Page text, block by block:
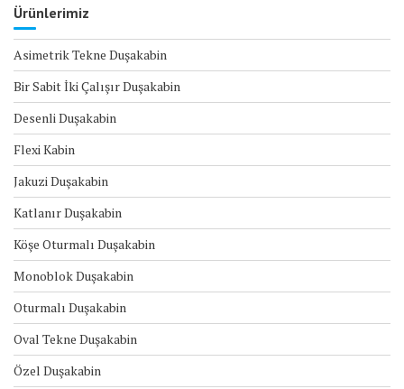
Ürünlerimiz
Asimetrik Tekne Duşakabin
Bir Sabit İki Çalışır Duşakabin
Desenli Duşakabin
Flexi Kabin
Jakuzi Duşakabin
Katlanır Duşakabin
Köşe Oturmalı Duşakabin
Monoblok Duşakabin
Oturmalı Duşakabin
Oval Tekne Duşakabin
Özel Duşakabin